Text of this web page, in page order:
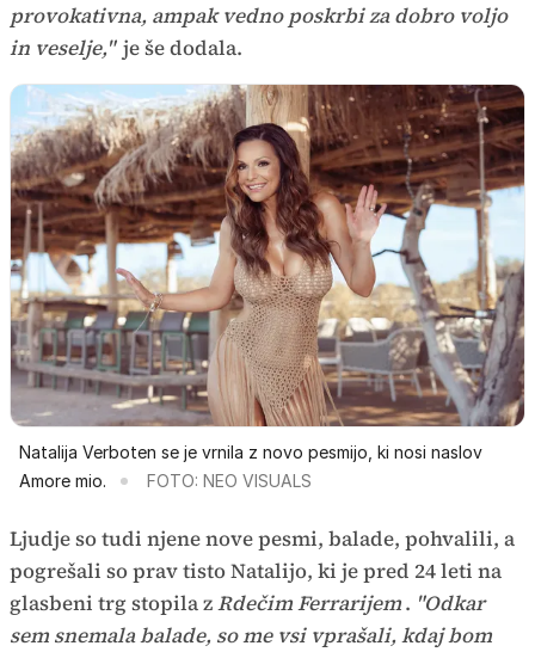
provokativna, ampak vedno poskrbi za dobro voljo
in veselje," je še dodala.
Natalija Verboten se je vrnila z novo pesmijo, ki nosi naslov
Amore mio.
FOTO: NEO VISUALS
Ljudje so tudi njene nove pesmi, balade, pohvalili, a
pogrešali so prav tisto Natalijo, ki je pred 24 leti na
glasbeni trg stopila zRdečim Ferrarijem. "Odkar
sem snemala balade, so me vsi vprašali, kdaj bom